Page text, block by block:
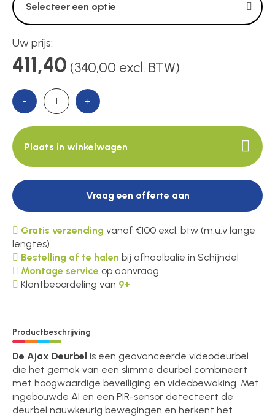
Toegangsverlening
Voedingen
Over ons
Contact
Selecteer een optie
Uw prijs:
411,40 (340,00 excl. BTW)
- +
Plaats in winkelwagen
Vraag een offerte aan
Gratis verzending vanaf €100 excl. btw (m.u.v lange
lengtes)
Bestelling af te halen bij afhaalbalie in Schijndel
Montage service op aanvraag
Klantbeoordeling van 9+
Productbeschrijving
De Ajax Deurbel is een geavanceerde videodeurbel
die het gemak van een slimme deurbel combineert
met hoogwaardige beveiliging en videobewaking. Met
ingebouwde AI en een PIR-sensor detecteert de
deurbel nauwkeurig bewegingen en herkent het